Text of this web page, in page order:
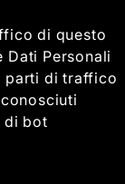
di questo
Dati Personali
parti di traffico
di bot